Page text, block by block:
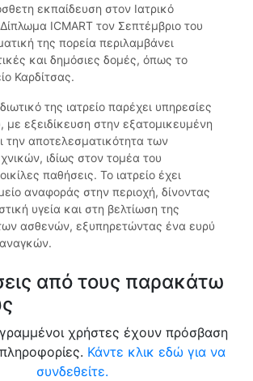
εκπαίδευση στον Ιατρικό
ICMART τον Σεπτέμβριο του
της πορεία περιλαμβάνει
και δημόσιες δομές, όπως το
Καρδίτσας.
της ιατρείο παρέχει υπηρεσίες
με εξειδίκευση στην εξατομικευμένη
την αποτελεσματικότητα των
ιδίως στον τομέα του
παθήσεις. Το ιατρείο έχει
αναφοράς στην περιοχή, δίνοντας
υγεία και στη βελτίωση της
ασθενών, εξυπηρετώντας ένα ευρύ
από τους παρακάτω
χρήστες έχουν πρόσβαση
Κάντε κλικ εδώ για να
συνδεθείτε.